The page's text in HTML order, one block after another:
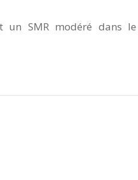
un SMR modéré dans